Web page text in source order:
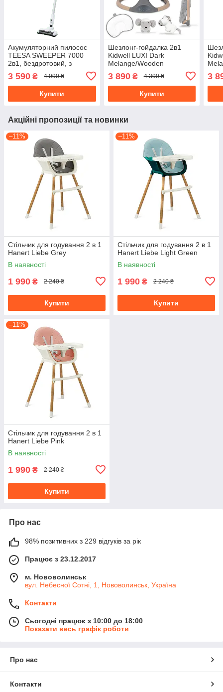
Акумуляторний пилосос
TEESA SWEEPER 7000
2в1, бездротовий, з
підсвіткою та 2 режимами
потужності
3 590 ₴ 4 090 ₴
Купити
Шезлонг-гойдалка 2в1
Kidwell LUXI Dark
Melange/Wooden
3 890₴ 4 390 ₴
Купити
3
Акційні пропозиції та новинки
–11%
Стільчик для годування 2 в 1
Hanert Liebe Grey
В наявності
1 990 ₴ 2 240 ₴
Купити
–11%
Стільчик для годування 2 в 1
Hanert Liebe Light Green
В наявності
1 990 ₴ 2 240 ₴
Купити
–11%
Стільчик для годування 2 в 1
Hanert Liebe Pink
В наявності
1 990 ₴ 2 240 ₴
Купити
Про нас
98% позитивних з 229 відгуків за рік
Працює з 23.12.2017
м. Нововолинськ
вул. Небесної Сотні, 1, Нововолинськ, Україна
Контакти
Сьогодні працює з 10:00 до 18:00
Показати весь графік роботи
Про нас
Контакти